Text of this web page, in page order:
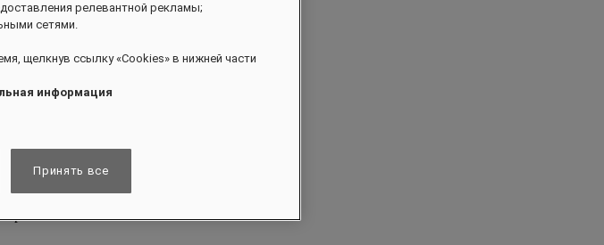
релевантной рекламы;
сетями.
щелкнув ссылку «Cookies» в нижней части
информация
Принять все